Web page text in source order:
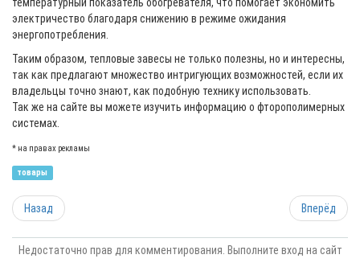
электричество благодаря снижению в режиме ожидания
энергопотребления.
Таким образом, тепловые завесы не только полезны, но и интересны,
так как предлагают множество интригующих возможностей, если их
владельцы точно знают, как подобную технику использовать.
Так же на сайте вы можете изучить информацию о фторополимерных
системах.
* на правах рекламы
товары
Назад Вперёд
Недостаточно прав для комментирования. Выполните вход на сайт